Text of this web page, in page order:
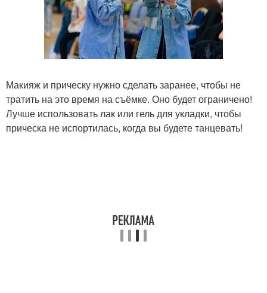
Макияж и прическу нужно сделать заранее, чтобы не
тратить на это время на съёмке. Оно будет ограничено!
Лучше использовать лак или гель для укладки, чтобы
прическа не испортилась, когда вы будете танцевать!